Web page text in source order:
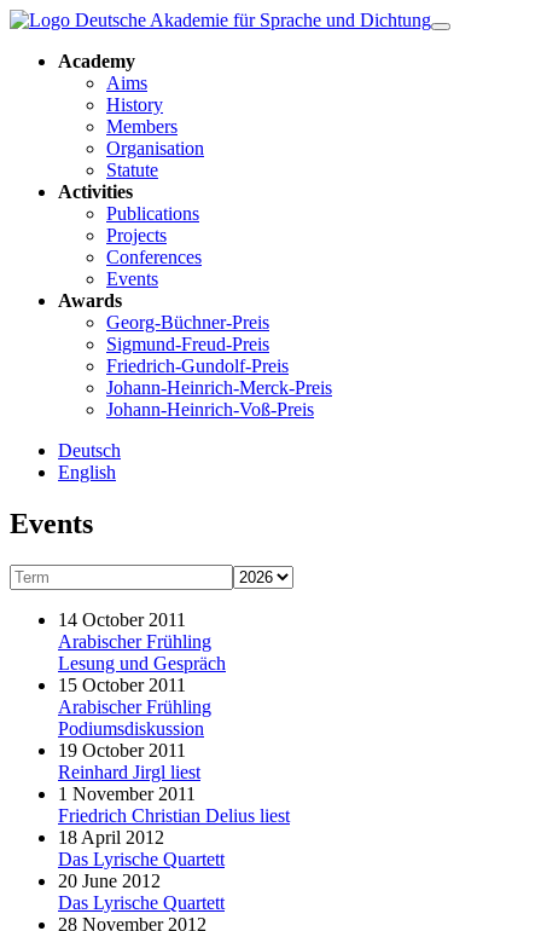
Academy
Aims
History
Members
Organisation
Statute
Activities
Publications
Projects
Conferences
Events
Awards
Georg-Büchner-Preis
Sigmund-Freud-Preis
Friedrich-Gundolf-Preis
Johann-Heinrich-Merck-Preis
Johann-Heinrich-Voß-Preis
Deutsch
English
Events
14 October 2011
Arabischer Frühling
Lesung und Gespräch
15 October 2011
Arabischer Frühling
Podiumsdiskussion
19 October 2011
Reinhard Jirgl liest
1 November 2011
Friedrich Christian Delius liest
18 April 2012
Das Lyrische Quartett
20 June 2012
Das Lyrische Quartett
28 November 2012